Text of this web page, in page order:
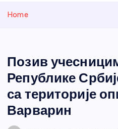
и
Home
Позив
Републике
са територије
Варварин